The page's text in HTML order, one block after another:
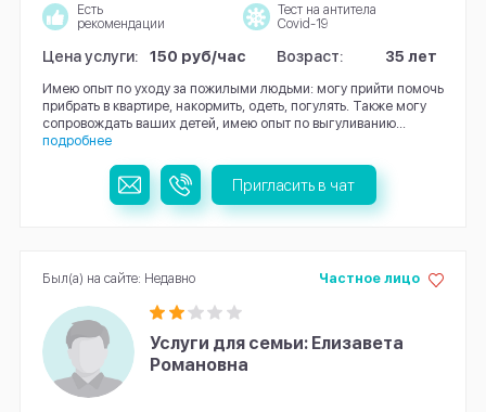
Есть
рекомендации
Тест на антитела
Covid-19
Цена услуги: 150 руб/час Возраст: 35 лет
Имею опыт по уходу за пожилыми людьми: могу прийти помочь
прибрать в квартире, накормить, одеть, погулять. Также могу
сопровождать ваших детей, имею опыт по выгуливанию...
подробнее
Пригласить в чат
Услуги для семьи: Елизавета
Романовна
Частное лицо
Был(а) на сайте: Недавно